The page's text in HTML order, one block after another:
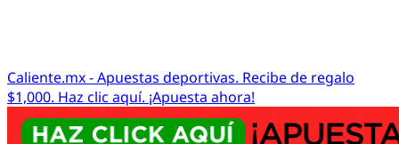
Caliente.mx - Apuestas deportivas. Recibe de regalo
$1,000. Haz clic aquí. ¡Apuesta ahora!